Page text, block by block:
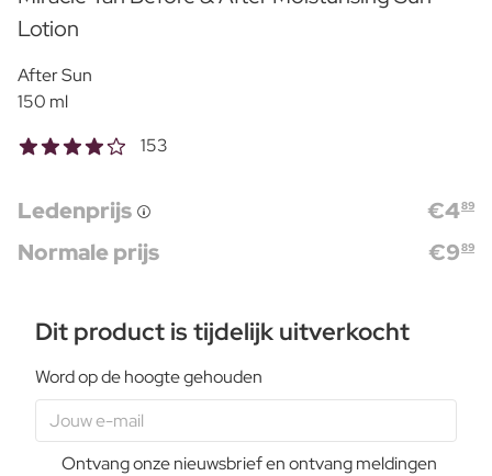
Lotion
After Sun
150 ml
153
Ledenprijs €489
Normale prijs €989
Dit product is tijdelijk uitverkocht
Word op de hoogte gehouden
Ontvang onze nieuwsbrief en ontvang meldingen